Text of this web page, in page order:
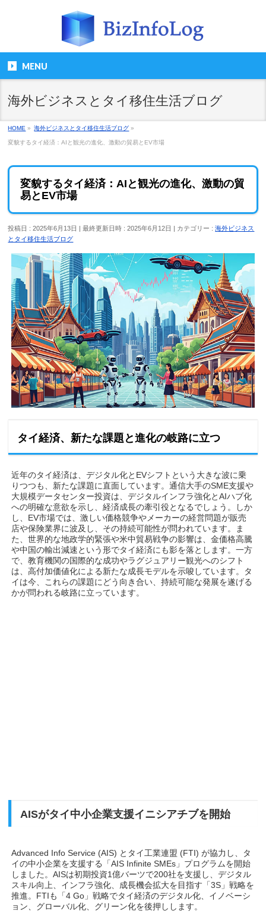
MENU
海外ビジネスとタイ移住生活ブログ
HOME » 海外ビジネスとタイ移住生活ブログ »
変貌するタイ経済：AIと観光の進化、激動の貿易とEV市場
変貌するタイ経済：AIと観光の進化、激動の貿
易とEV市場
投稿日 : 2025年6月13日 最終更新日時 : 2025年6月12日 カテゴリー :海外ビジネス
とタイ移住生活ブログ
タイ経済、新たな課題と進化の岐路に立つ
近年のタイ経済は、デジタル化とEVシフトという大きな波に乗
りつつも、新たな課題に直面しています。通信大手のSME支援や
大規模データセンター投資は、デジタルインフラ強化とAIハブ化
への明確な意欲を示し、経済成長の牽引役となるでしょう。しか
し、EV市場では、激しい価格競争やメーカーの経営問題が販売
店や保険業界に波及し、その持続可能性が問われています。ま
た、世界的な地政学的緊張や米中貿易戦争の影響は、金価格高騰
や中国の輸出減速という形でタイ経済にも影を落とします。一方
で、教育機関の国際的な成功やラグジュアリー観光へのシフト
は、高付加価値化による新たな成長モデルを示唆しています。タ
イは今、これらの課題にどう向き合い、持続可能な発展を遂げる
かが問われる岐路に立っています。
AISがタイ中小企業支援イニシアチブを開始
Advanced Info Service (AIS) とタイ工業連盟 (FTI) が協力し、タ
イの中小企業を支援する「AIS Infinite SMEs」プログラムを開始
しました。AISは初期投資1億バーツで200社を支援し、デジタル
スキル向上、インフラ強化、成長機会拡大を目指す「3S」戦略を
推進。FTIも「4 Go」戦略でタイ経済のデジタル化、イノベーシ
ョン、グローバル化、グリーン化を後押しします。